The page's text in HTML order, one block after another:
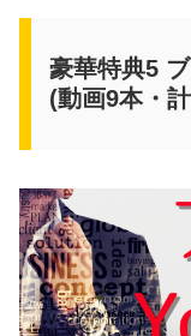
豪華特典5
(動画9本・